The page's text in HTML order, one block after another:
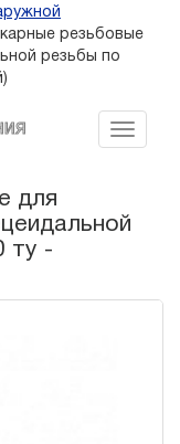
резьбовые
резьбы по
для
ту -